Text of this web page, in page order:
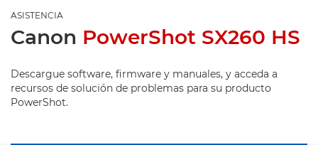
ASISTENCIA
Canon PowerShot SX260 HS
Descargue software, firmware y manuales, y acceda a
recursos de solución de problemas para su producto
PowerShot.